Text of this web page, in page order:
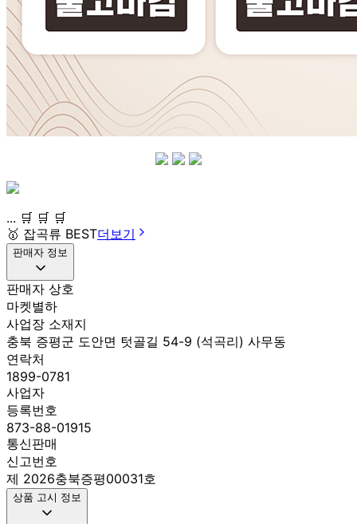
... 🛒 🛒 🛒
🥇 잡곡류 BEST더보기
판매자 정보
판매자 상호
마켓별하
사업장 소재지
충북 증평군 도안면 텃골길 54-9 (석곡리) 사무동
연락처
1899-0781
사업자
등록번호
873-88-01915
통신판매
신고번호
제 2026충북증평00031호
상품 고시 정보